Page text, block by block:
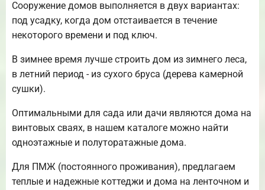
Сооружение домов выполняется в двух вариантах:
под усадку, когда дом отстаивается в течение
некоторого времени и под ключ.
В зимнее время лучше строить дом из зимнего леса,
в летний период - из сухого бруса (дерева камерной
сушки).
Оптимальными для сада или дачи являются дома на
винтовых сваях, в нашем каталоге можно найти
одноэтажные и полуторатажные дома.
Для ПМЖ (постоянного проживания), предлагаем
теплые и надежные коттеджи и дома на ленточном и